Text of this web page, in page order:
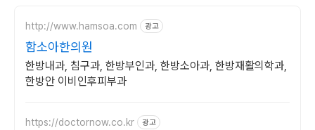
http://www.hamsoa.com 광고
함소아한의원
한방내과, 침구과, 한방부인과, 한방소아과, 한방재활의학과,
한방안 이비인후피부과
https://doctornow.co.kr 광고